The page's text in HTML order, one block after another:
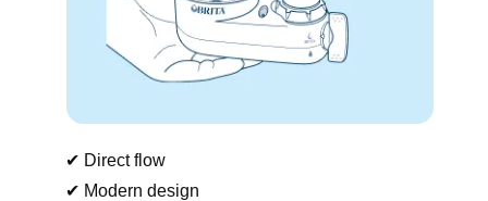
✔ Direct flow
✔ Modern design